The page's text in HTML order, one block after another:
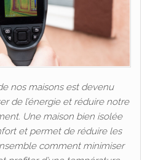
nos maisons est devenu
de l’énergie et réduire notre
Une maison bien isolée
et permet de réduire les
comment minimiser